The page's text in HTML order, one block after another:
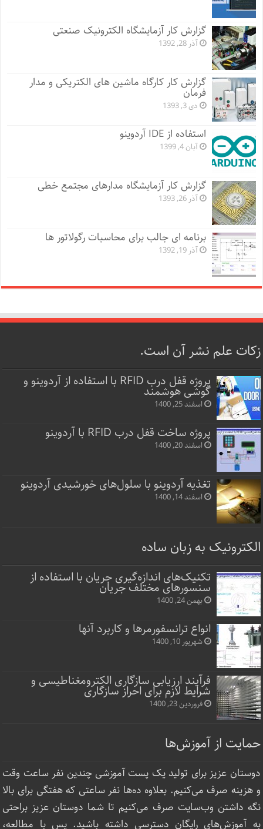
گزارش کار آزمایشگاه الکترونیک صنعتی
آذر 28, 1392
گزارش کار کارگاه ماشین های الکتریکی و مدار
فرمان
دی 3, 1393
استفاده از IDE آردوینو
آبان 4, 1399
گزارش کار آزمایشگاه مدارهای مجتمع خطی
آذر 26, 1393
برنامه ای جالب برای محاسبات رگولاتور ها
آذر 19, 1392
زکات علم نشر آن است.
پروژه قفل‌ درب RFID با استفاده از آردوینو و
گوشی هوشمند
اسفند 25, 1400
پروژه ساخت قفل‌ درب RFID با آردوینو
اسفند 20, 1400
تغذیه آردوینو با سلول‌های خورشیدی آردوینو
اسفند 14, 1400
الکترونیک به زبان ساده
تکنیک‌های اندازه‌گیری جریان با استفاده از
سنسورهای مختلف جریان
بهمن 24, 1400
انواع ترانسفورمرها و کاربرد آنها
شهریور 10, 1400
فرآیند ارزیابی سازگاری الکترومغناطیسی و
شرایط لازم برای احراز سازگاری
فروردین 23, 1400
حمایت از آموزش‌ها
دوستان عزیز برای تولید یک پست آموزشی چندین نفر ساعت‌ وقت
و هزینه صرف می‌کنیم. بعلاوه ده‌ها نفر ساعتی که هفتگی برای بالا
نگه داشتن وب‌سایت صرف ‌می‌کنیم تا شما دوستان عزیز براحتی
به آموزش‌های رایگان دسترسی داشته باشید. پس با مطالعه،